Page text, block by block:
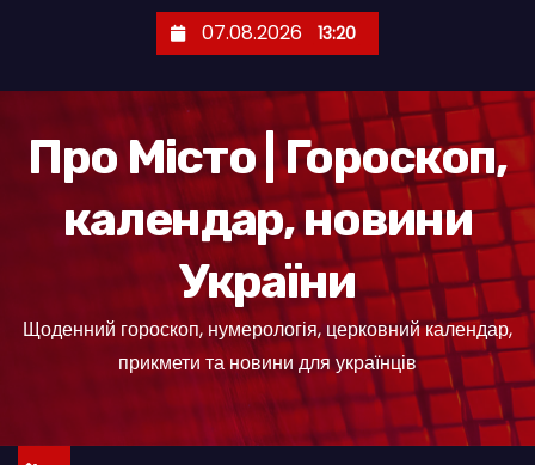
е
07.08.2026 13:20
Про Місто | Гороскоп,
календар, новини
України
Щоденний гороскоп, нумерологія, церковний календар,
прикмети та новини для українців